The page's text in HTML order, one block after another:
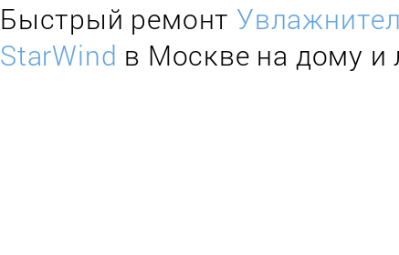
Быстрый ремонт
StarWind в Москве на дому